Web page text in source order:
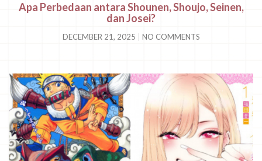
Apa Perbedaan antara Shounen, Shoujo, Seinen,
dan Josei?
DECEMBER 21, 2025 NO COMMENTS